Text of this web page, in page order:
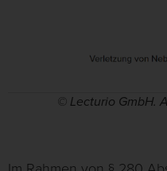
© Lecturio GmbH.